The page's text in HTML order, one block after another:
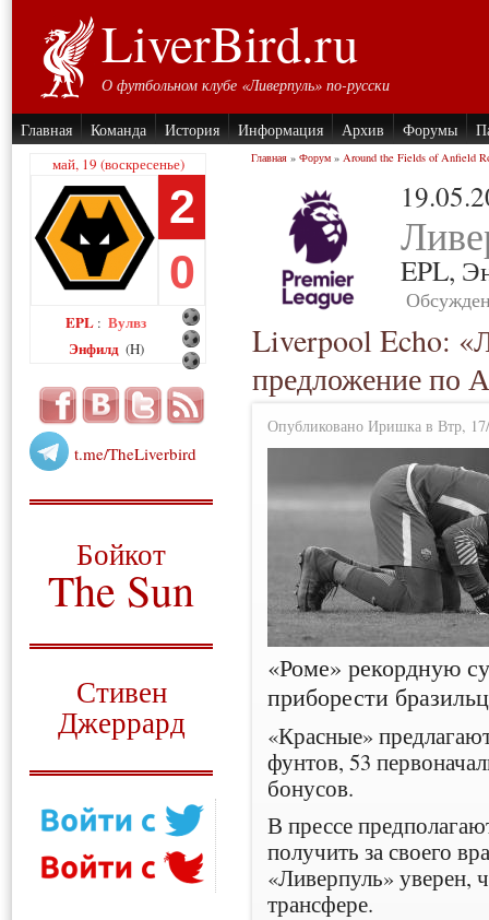
LiverBird.ru
О футбольном клубе «Ливерпуль» по-русски
Главная Команда История Информация Архив Форумы
май, 19 (воскресенье)
2
0
EPL : Вулвз
Энфилд (H)
t.me/TheLiverbird
Бойкот
The Sun
Стивен
Джеррард
Главная » Форум » Around the Fields of Anfield
EPL,
Liverpool Echo:
предложение по
Опубликовано Иришка в Втр,
«Роме» рекордную
приборести
«Красные»
фунтов, 53
бонусов.
В прессе
получить за своего
«Ливерпуль» уверен,
трансфере.